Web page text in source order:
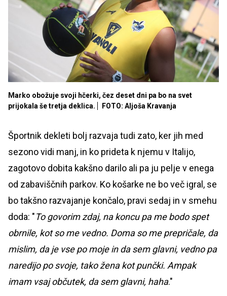
Marko obožuje svoji hčerki, čez deset dni pa bo na svet
prijokala še tretja deklica.
FOTO: Aljoša Kravanja
Športnik dekleti bolj razvaja tudi zato, ker jih med
sezono vidi manj, in ko prideta k njemu v Italijo,
zagotovo dobita kakšno darilo ali pa ju pelje v enega
od zabaviščnih parkov. Ko košarke ne bo več igral, se
bo takšno razvajanje končalo, pravi sedaj in v smehu
doda: "To govorim zdaj, na koncu pa me bodo spet
obrnile, kot so me vedno. Doma so me prepričale, da
mislim, da je vse po moje in da sem glavni, vedno pa
naredijo po svoje, tako žena kot punčki. Ampak
imam vsaj občutek, da sem glavni, haha."